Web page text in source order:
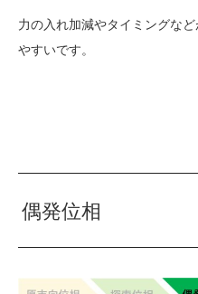
力の入れ加減やタイミングな
やすいです。
偶発位相